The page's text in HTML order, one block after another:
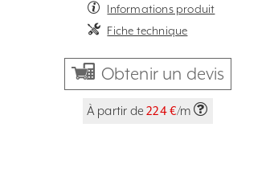
Informations produit
Fiche technique
Obtenir un devis
À partir de224 €/m